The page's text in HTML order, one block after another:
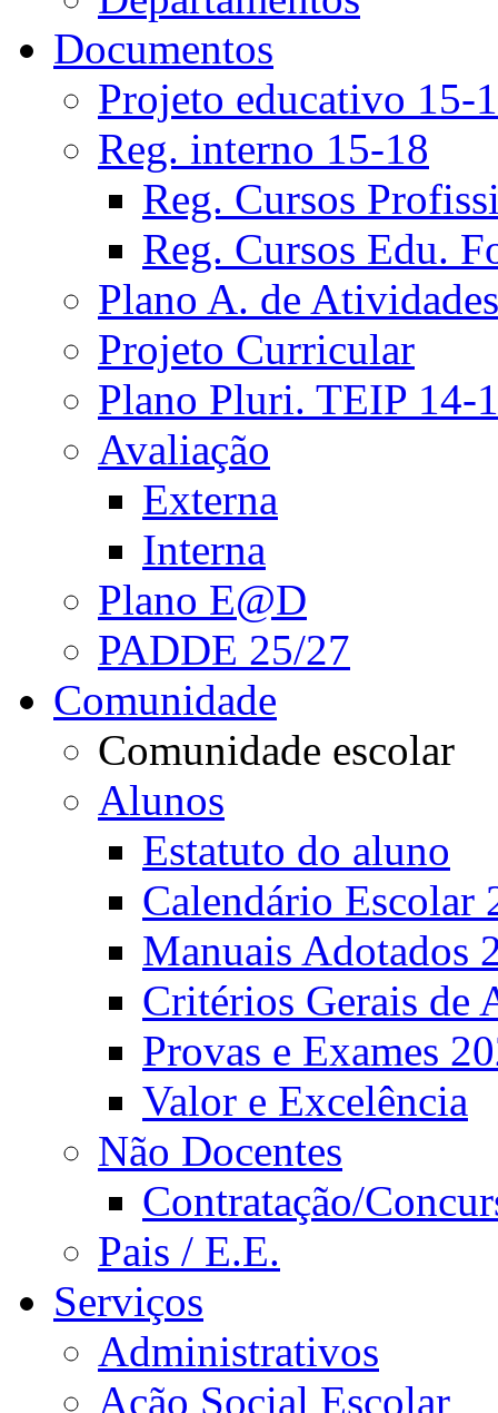
Documentos
Projeto educativo 15-
Reg. interno 15-18
Reg. Cursos
Reg. Cursos Edu.
Plano A. de Atividades
Projeto Curricular
Plano Pluri. TEIP 14-
Avaliação
Externa
Interna
Plano E@D
PADDE 25/27
Comunidade
Comunidade escolar
Alunos
Estatuto do aluno
Calendário Escolar
Manuais Adotados
Critérios Gerais de
Provas e Exames
Valor e Excelência
Não Docentes
Contratação/
Pais / E.E.
Serviços
Administrativos
Ação Social Escolar